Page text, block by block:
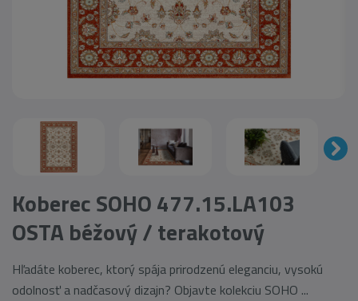
Koberec SOHO 477.15.LA103
OSTA béžový / terakotový
Hľadáte koberec, ktorý spája prirodzenú eleganciu, vysokú
odolnosť a nadčasový dizajn? Objavte kolekciu SOHO ...